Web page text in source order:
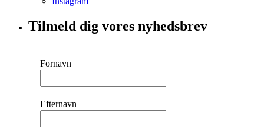
Tilmeld dig vores nyhedsbrev
Fornavn
Efternavn